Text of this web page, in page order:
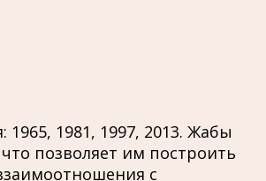
1981, 1997, 2013. Жабы
позволяет им построить
с